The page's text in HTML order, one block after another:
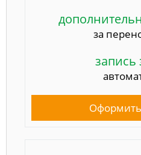
за
запись